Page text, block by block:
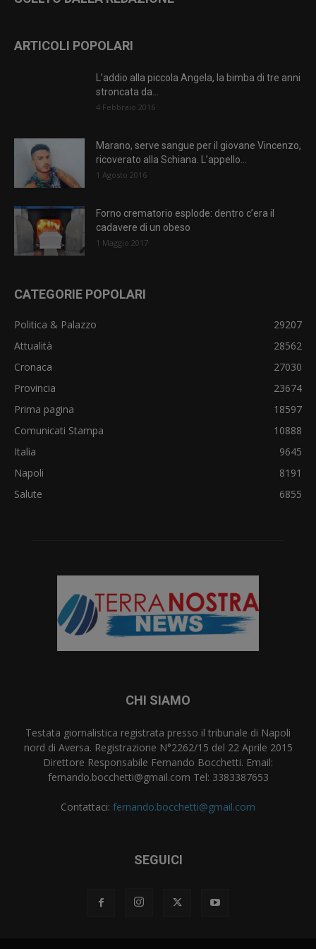
ARTICOLI POPOLARI
L’addio alla piccola Angela, la bimba di tre anni
stroncata da...
4 Febbraio 2016
Marano, serve sangue per il giovane Vincenzo,
ricoverato alla Schiana. L’appello...
1 Agosto 2016
Forno crematorio esplode: dentro c’era il
cadavere di un obeso
1 Maggio 2017
CATEGORIE POPOLARI
Politica & Palazzo
29207
Attualità
28562
Cronaca
27030
Provincia
23674
Prima pagina
18597
Comunicati Stampa
10888
Italia
9645
Napoli
8191
Salute
6855
CHI SIAMO
Testata giornalistica registrata presso il tribunale di Napoli
nord di Aversa. Registrazione N°2262/15 del 22 Aprile 2015
Direttore Responsabile Fernando Bocchetti. Email:
fernando.bocchetti@gmail.com Tel: 3383387653
Contattaci: fernando.bocchetti@gmail.com
SEGUICI